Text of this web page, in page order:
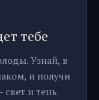
тебе
Узнай, в
и получи
и тень